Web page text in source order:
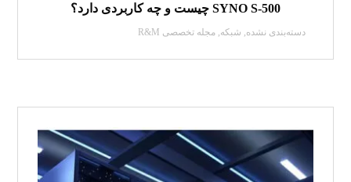
SYNO S-500 چیست و چه کاربردی دارد؟
دسته‌بندی نشده شبکه ,مجله تخصصی R&M